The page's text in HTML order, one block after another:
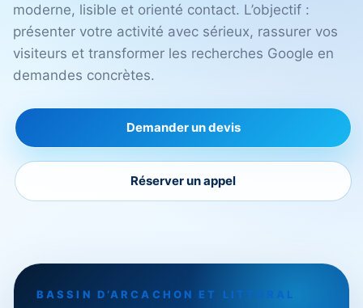
moderne, lisible et orienté contact. L’objectif :
présenter votre activité avec sérieux, rassurer vos
visiteurs et transformer les recherches Google en
demandes concrètes.
Demander un devis
Réserver un appel
BASSIN D’ARCACHON ET LITTORAL